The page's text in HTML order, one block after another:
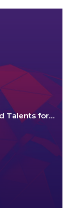
Talents for…